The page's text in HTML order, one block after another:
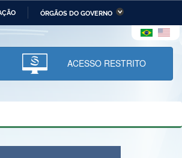
ÓRGÃOS DO GOVERNO
Ministério da Infraestrutura
Ministério da Ciência,
Tecnologia, Inovações e
Comunicações
ACESSO RESTRITO